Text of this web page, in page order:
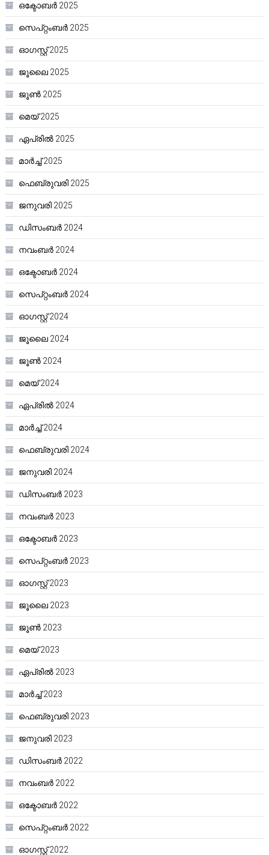
ഒക്ടോബർ 2025
സെപ്റ്റംബർ 2025
ഓഗസ്റ്റ്‌ 2025
ജൂലൈ 2025
ജൂൺ 2025
മെയ്‌ 2025
ഏപ്രിൽ 2025
മാർച്ച്‌ 2025
ഫെബ്രുവരി 2025
ജനുവരി 2025
ഡിസംബർ 2024
നവംബർ 2024
ഒക്ടോബർ 2024
സെപ്റ്റംബർ 2024
ഓഗസ്റ്റ്‌ 2024
ജൂലൈ 2024
ജൂൺ 2024
മെയ്‌ 2024
ഏപ്രിൽ 2024
മാർച്ച്‌ 2024
ഫെബ്രുവരി 2024
ജനുവരി 2024
ഡിസംബർ 2023
നവംബർ 2023
ഒക്ടോബർ 2023
സെപ്റ്റംബർ 2023
ഓഗസ്റ്റ്‌ 2023
ജൂലൈ 2023
ജൂൺ 2023
മെയ്‌ 2023
ഏപ്രിൽ 2023
മാർച്ച്‌ 2023
ഫെബ്രുവരി 2023
ജനുവരി 2023
ഡിസംബർ 2022
നവംബർ 2022
ഒക്ടോബർ 2022
സെപ്റ്റംബർ 2022
ഓഗസ്റ്റ്‌ 2022